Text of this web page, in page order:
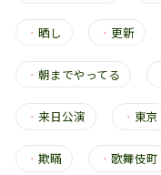
・ 晒し ・ 更新
・ 朝までやってる
・ 来日公演 ・ 東京
・ 欺瞞 ・歌舞伎町